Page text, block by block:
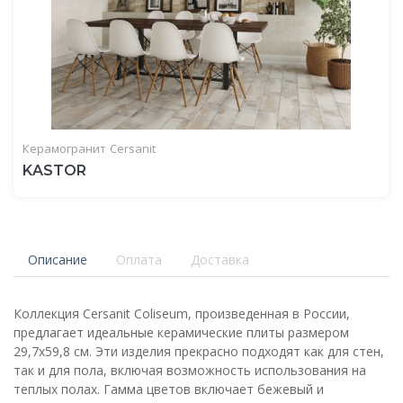
Керамогранит Cersanit
KASTOR
Описание Оплата Доставка
Коллекция Cersanit Coliseum, произведенная в России,
предлагает идеальные керамические плиты размером
29,7x59,8 см. Эти изделия прекрасно подходят как для стен,
так и для пола, включая возможность использования на
теплых полах. Гамма цветов включает бежевый и